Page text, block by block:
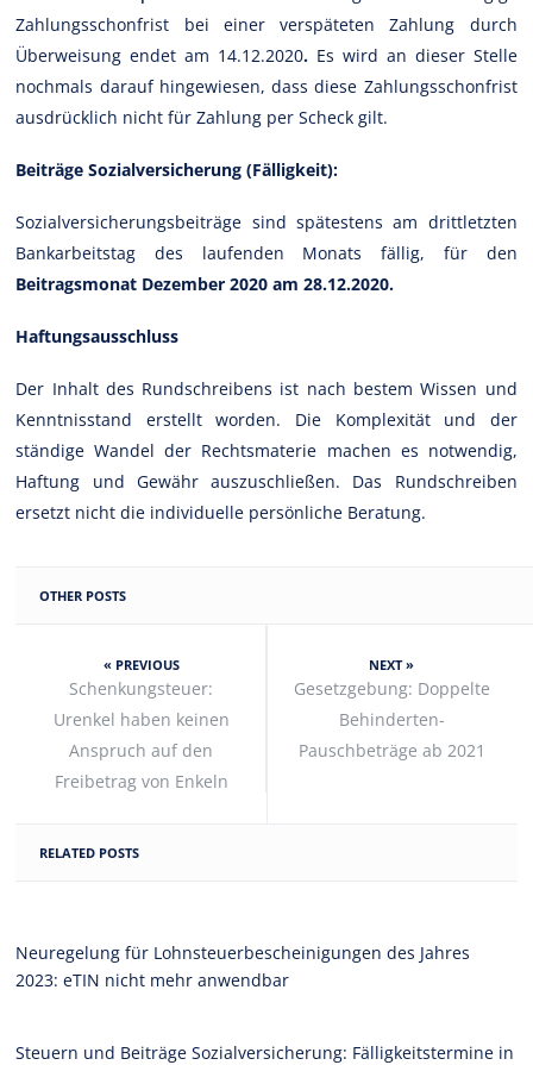
Zahlungsschonfrist bei einer verspäteten Zahlung durch
Überweisung endet am 14.12.2020. Es wird an dieser Stelle
nochmals darauf hingewiesen, dass diese Zahlungsschonfrist
ausdrücklich nicht für Zahlung per Scheck gilt.
Beiträge Sozialversicherung (Fälligkeit):
Sozialversicherungsbeiträge sind spätestens am drittletzten
Bankarbeitstag des laufenden Monats fällig, für den
Beitragsmonat Dezember 2020 am 28.12.2020.
Haftungsausschluss
Der Inhalt des Rundschreibens ist nach bestem Wissen und
Kenntnisstand erstellt worden. Die Komplexität und der
ständige Wandel der Rechtsmaterie machen es notwendig,
Haftung und Gewähr auszuschließen. Das Rundschreiben
ersetzt nicht die individuelle persönliche Beratung.
OTHER POSTS
« PREVIOUS
Schenkungsteuer:
Urenkel haben keinen
Anspruch auf den
Freibetrag von Enkeln
NEXT »
Gesetzgebung: Doppelte
Behinderten-
Pauschbeträge ab 2021
RELATED POSTS
Neuregelung für Lohnsteuerbescheinigungen des Jahres
2023: eTIN nicht mehr anwendbar
Steuern und Beiträge Sozialversicherung: Fälligkeitstermine in